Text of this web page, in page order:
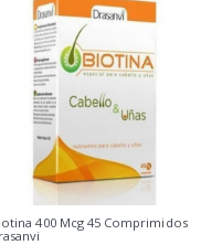
400 Mcg 45 Comprimidos